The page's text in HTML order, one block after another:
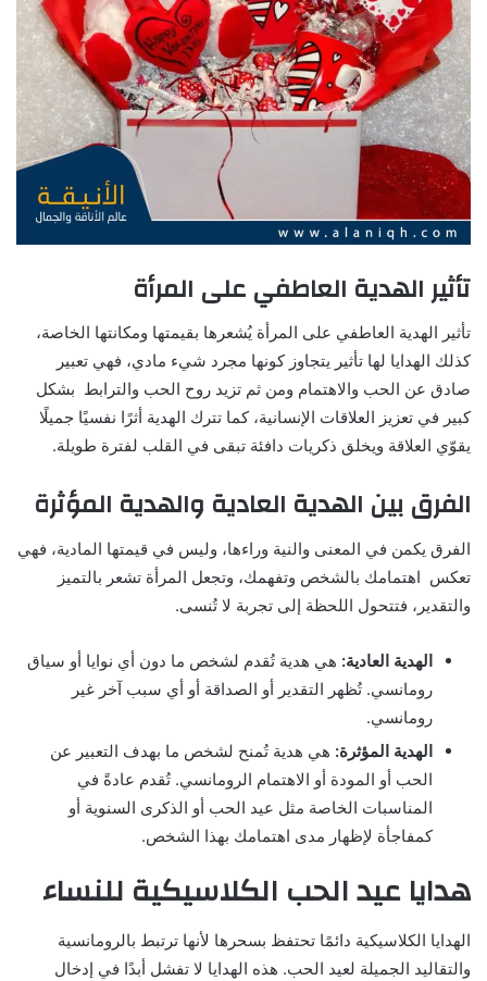
تأثير الهدية العاطفي على المرأة
تأثير الهدية العاطفي على المرأة يُشعرها بقيمتها ومكانتها الخاصة،
كذلك الهدايا لها تأثير يتجاوز كونها مجرد شيء مادي، فهي تعبير
صادق عن الحب والاهتمام ومن ثم تزيد روح الحب والترابط بشكل
كبير في تعزيز العلاقات الإنسانية، كما تترك الهدية أثرًا نفسيًا جميلًا
يقوّي العلاقة ويخلق ذكريات دافئة تبقى في القلب لفترة طويلة.
الفرق بين الهدية العادية والهدية المؤثرة
الفرق يكمن في المعنى والنية وراءها، وليس في قيمتها المادية، فهي
تعكس اهتمامك بالشخص وتفهمك، وتجعل المرأة تشعر بالتميز
والتقدير، فتتحول اللحظة إلى تجربة لا تُنسى.
الهدية العادية: هي هدية تُقدم لشخص ما دون أي نوايا أو سياق
رومانسي. تُظهر التقدير أو الصداقة أو أي سبب آخر غير
رومانسي.
الهدية المؤثرة: هي هدية تُمنح لشخص ما بهدف التعبير عن
الحب أو المودة أو الاهتمام الرومانسي. تُقدم عادةً في
المناسبات الخاصة مثل عيد الحب أو الذكرى السنوية أو
كمفاجأة لإظهار مدى اهتمامك بهذا الشخص.
هدايا عيد الحب الكلاسيكية للنساء
الهدايا الكلاسيكية دائمًا تحتفظ بسحرها لأنها ترتبط بالرومانسية
والتقاليد الجميلة لعيد الحب. هذه الهدايا لا تفشل أبدًا في إدخال